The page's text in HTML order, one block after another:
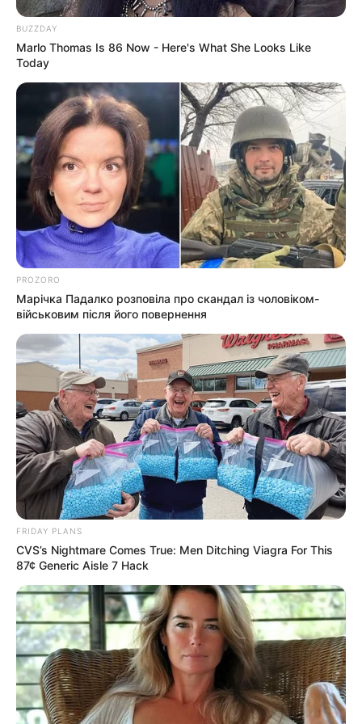
підозри отримали екскерівники Мукачівського
ТЦК
У Ясінянській громаді відкрили черговий простір
психологічної підтримки (фото)
Катування, кайданки та незаконне утримання
людей: працівника Ужгородського ТЦК
судитимуть, дії ще двох його колег розслідує ДБР
(відео)
Категорії
Без рубрики
Гарячi
Культура
Нам пишуть
Партнерські матеріали
Події
Політика
Спорт
Схеми
[wp-rss-aggregator id="2"]
BUZZDAY
Marlo Thomas Is 86 Now - Here's What She Looks Like
Today
PROZORO
Марічка Падалко розповіла про скандал із чоловіком-
військовим після його повернення
FRIDAY PLANS
CVS’s Nightmare Comes True: Men Ditching Viagra For This
87¢ Generic Aisle 7 Hack